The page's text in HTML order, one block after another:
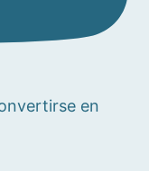
en